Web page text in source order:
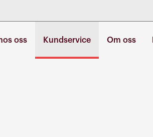
oss Kundservice Om oss